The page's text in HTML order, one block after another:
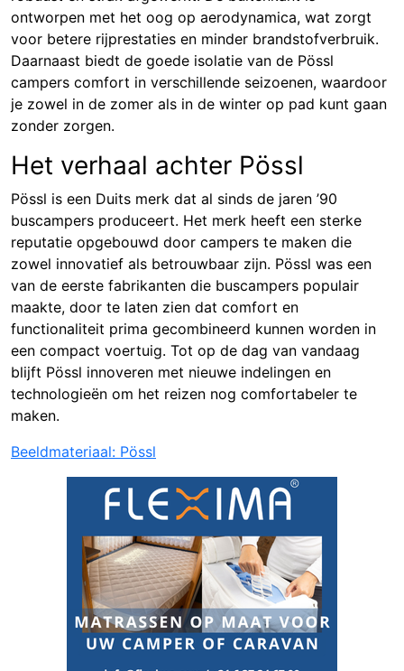
ontworpen met het oog op aerodynamica, wat zorgt
voor betere rijprestaties en minder brandstofverbruik.
Daarnaast biedt de goede isolatie van de Pössl
campers comfort in verschillende seizoenen, waardoor
je zowel in de zomer als in de winter op pad kunt gaan
zonder zorgen.
Het verhaal achter Pössl
Pössl is een Duits merk dat al sinds de jaren ’90
buscampers produceert. Het merk heeft een sterke
reputatie opgebouwd door campers te maken die
zowel innovatief als betrouwbaar zijn. Pössl was een
van de eerste fabrikanten die buscampers populair
maakte, door te laten zien dat comfort en
functionaliteit prima gecombineerd kunnen worden in
een compact voertuig. Tot op de dag van vandaag
blijft Pössl innoveren met nieuwe indelingen en
technologieën om het reizen nog comfortabeler te
maken.
Beeldmateriaal: Pössl